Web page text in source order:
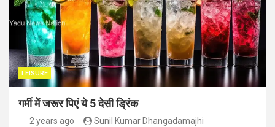
LEISURE
गर्मी में जरूर पिएं ये 5 देसी ड्रिंक
2 years ago Sunil Kumar Dhangadamajhi